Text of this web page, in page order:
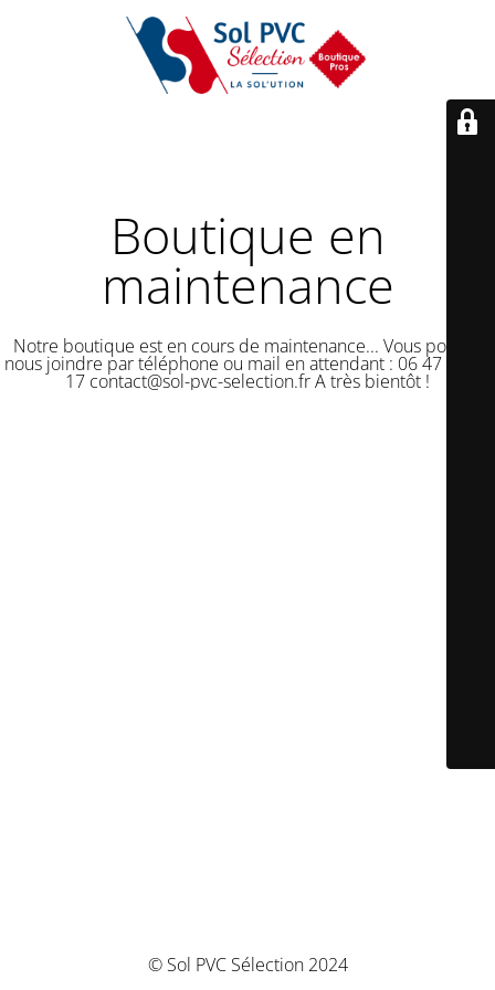
Boutique en
maintenance
Notre boutique est en cours de maintenance... Vous pouvez
nous joindre par téléphone ou mail en attendant : 06 47 50 18
17 contact@sol-pvc-selection.fr A très bientôt !
© Sol PVC Sélection 2024